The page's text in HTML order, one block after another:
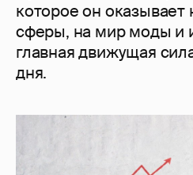
которое он
сферы, на мир моды и
главная движущая
дня.